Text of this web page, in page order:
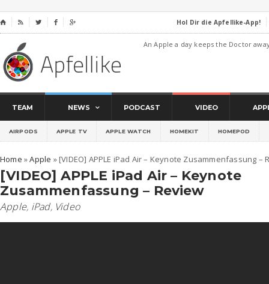
⌂     Hol Dir die Apfellike-App!
An Apple a day keeps the Doctor
TEAM NEWS PODCAST VIDEO
AIRPODS APPLE TV APPLE WATCH HOMEKIT HOMEPOD
Home »Apple » [VIDEO] APPLE iPad Air – Keynote Zusammenfassung –
[VIDEO] APPLE iPad Air – Keynote
Zusammenfassung – Review
Apple, iPad, Video